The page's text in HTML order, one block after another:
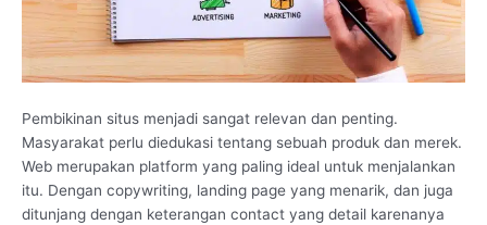
Pembikinan situs menjadi sangat relevan dan penting.
Masyarakat perlu diedukasi tentang sebuah produk dan merek.
Web merupakan platform yang paling ideal untuk menjalankan
itu. Dengan copywriting, landing page yang menarik, dan juga
ditunjang dengan keterangan contact yang detail karenanya